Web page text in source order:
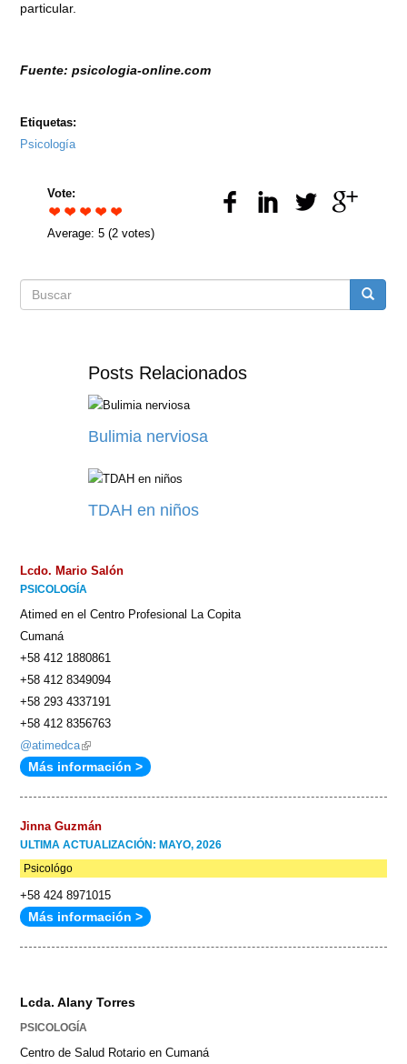
particular.
Fuente: psicologia-online.com
Etiquetas:
Psicología
Vote:
Average:5 (2 votes)
Formulario
búsqueda
Posts Relacionados
Bulimia nerviosa
TDAH en niños
Lcdo. Mario Salón
PSICOLOGÍA
Atimed en el Centro Profesional La Copita
Cumaná
+58 412 1880861
+58 412 8349094
+58 293 4337191
+58 412 8356763
@atimedca(link
is
Más información >
Jinna Guzmán
ULTIMA ACTUALIZACIÓN: MAYO, 2026
Psicológo
+58 424 8971015
Más información >
Lcda. Alany Torres
PSICOLOGÍA
Centro de Salud Rotario en Cumaná